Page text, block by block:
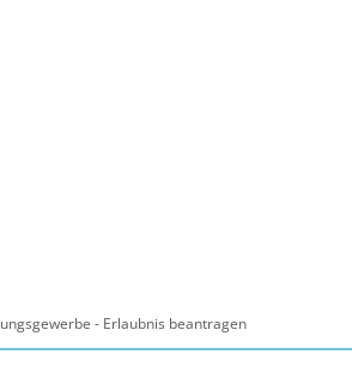
- Erlaubnis beantragen